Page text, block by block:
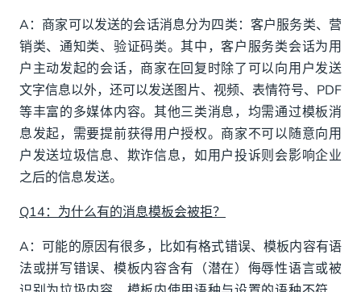
A：商家可以发送的会话消息分为四类：客户服务类、营
销类、通知类、验证码类。其中，客户服务类会话为用
户主动发起的会话，商家在回复时除了可以向用户发送
文字信息以外，还可以发送图片、视频、表情符号、PDF
等丰富的多媒体内容。其他三类消息，均需通过模板消
息发起，需要提前获得用户授权。商家不可以随意向用
户发送垃圾信息、欺诈信息，如用户投诉则会影响企业
之后的信息发送。
Q14：为什么有的消息模板会被拒？
A：可能的原因有很多，比如有格式错误、模板内容有语
法或拼写错误、模板内容含有（潜在）侮辱性语言或被